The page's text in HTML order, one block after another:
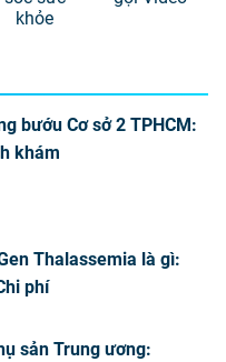
khỏe
bướu Cơ sở 2 TPHCM:
khám
Thalassemia là gì:
phí
sản Trung ương: